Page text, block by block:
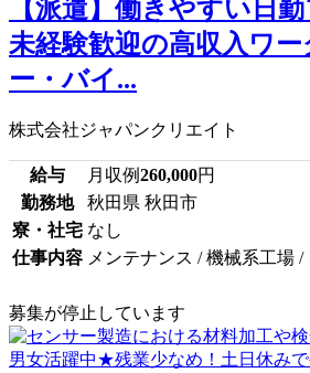
【派遣】働きやすい日
未経験歓迎の高収入ワ
ー・バイ...
株式会社ジャパンクリエイト
給与 月収例260,000円
勤務地
秋田県 秋田市
寮・社宅 なし
仕事内容 メンテナンス / 機械系工場 /
募集が停止しています